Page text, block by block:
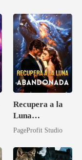
Recupera a la
Luna
abandonada
PageProfit Studio